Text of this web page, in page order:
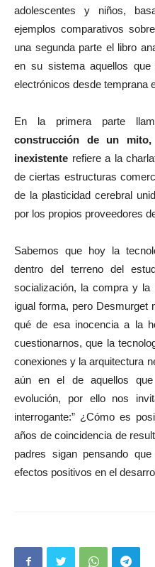
adolescentes y niños,
ejemplos comparativos
una segunda parte el libro
en su sistema aquellos que
electrónicos desde temprana
En la primera parte
construcción de un
inexistente refiere a la
de ciertas estructuras
de la plasticidad cerebral
por los propios proveedores
Sabemos que hoy la
dentro del terreno del
socialización, la compra y
igual forma, pero Desmurget
qué de esa inocencia a la
cuestionarnos, que la
conexiones y la arquitectura
aún en el de aquellos
evolución, por ello nos
interrogante:” ¿Cómo es
años de coincidencia de
padres sigan pensando
efectos positivos en el